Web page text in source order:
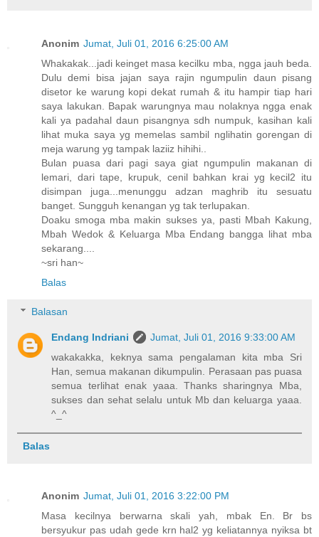
Anonim Jumat, Juli 01, 2016 6:25:00 AM
Whakakak...jadi keinget masa kecilku mba, ngga jauh beda.
Dulu demi bisa jajan saya rajin ngumpulin daun pisang
disetor ke warung kopi dekat rumah & itu hampir tiap hari
saya lakukan. Bapak warungnya mau nolaknya ngga enak
kali ya padahal daun pisangnya sdh numpuk, kasihan kali
lihat muka saya yg memelas sambil nglihatin gorengan di
meja warung yg tampak laziiz hihihi..
Bulan puasa dari pagi saya giat ngumpulin makanan di
lemari, dari tape, krupuk, cenil bahkan krai yg kecil2 itu
disimpan juga...menunggu adzan maghrib itu sesuatu
banget. Sungguh kenangan yg tak terlupakan.
Doaku smoga mba makin sukses ya, pasti Mbah Kakung,
Mbah Wedok & Keluarga Mba Endang bangga lihat mba
sekarang....
~sri han~
Balas
Balasan
Endang Indriani
Jumat, Juli 01, 2016 9:33:00 AM
wakakakka, keknya sama pengalaman kita mba Sri
Han, semua makanan dikumpulin. Perasaan pas puasa
semua terlihat enak yaaa. Thanks sharingnya Mba,
sukses dan sehat selalu untuk Mb dan keluarga yaaa.
^_^
Balas
Anonim Jumat, Juli 01, 2016 3:22:00 PM
Masa kecilnya berwarna skali yah, mbak En. Br bs
bersyukur pas udah gede krn hal2 yg keliatannya nyiksa bt